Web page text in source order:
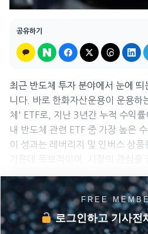
공유하기
최근 반도체 투자 분야에서 눈에
니다. 바로 한화자산운용이 운용
체' ETF로, 지난 3년간 누적 수익
내 반도체 관련 ETF 중 가장 높은
이 성과는 레버리지 및 인버스 상
가운데 독보적이며, 시장의 관심을
FREE
로그인하고 기사전